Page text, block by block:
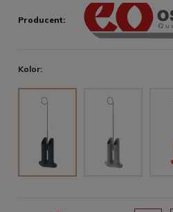
Producent:
Kolor: